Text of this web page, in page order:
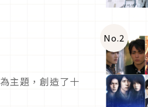
主題，創造了十
No.2